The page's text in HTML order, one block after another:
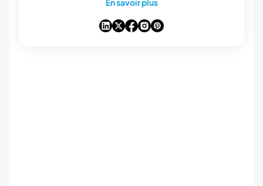
GoodBarber, des analyses sur les tendances
qui transforment le mobile et le no-code, ainsi
En savoir plus